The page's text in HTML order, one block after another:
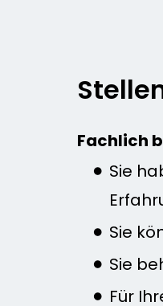
Fachlich
Sie
Sie
Sie
Für